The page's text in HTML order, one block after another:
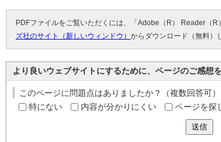
PDFファイルをご覧いただくには、「Adobe（R） Reader（
ズ社のサイト（新しいウィンドウ） からダウンロード（無料）
より良いウェブサイトにするために、ページのご感想
このページに問題点はありましたか？（複数回答可）
特にない
内容が分かりにくい ページを探
送信